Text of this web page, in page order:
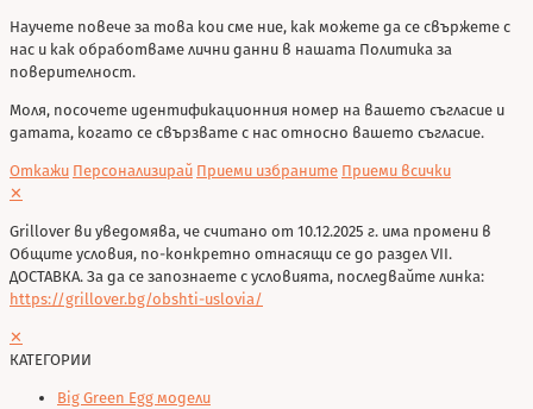
Научете повече за това кои сме ние, как можете да се свържете с
нас и как обработваме лични данни в нашата Политика за
поверителност.
Моля, посочете идентификационния номер на вашето съгласие и
датата, когато се свързвате с нас относно вашето съгласие.
Откажи Персонализирай Приеми избраните Приеми всички
✕
Grillover ви уведомява, че считано от 10.12.2025 г. има промени в
Общите условия, по-конкретно отнасящи се до раздел VII.
ДОСТАВКА. За да се запознаете с условията, последвайте линка:
https://grillover.bg/obshti-uslovia/
✕
КАТЕГОРИИ
Big Green Egg модели